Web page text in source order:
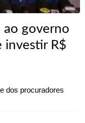
ao governo
investir R$
dos procuradores